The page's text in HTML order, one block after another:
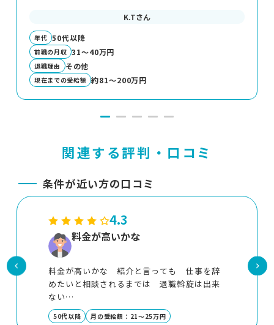
K.Tさん
年代 50代以降
前職の月収 31～40万円
退職理由 その他
現在までの受給額 約81～200万円
関連する評判・口コミ
条件が近い方の口コミ
4.3
料金が高いかな
料金が高いかな 紹介と言っても 仕事を辞
めたいと相談されるまでは 退職斡旋は出来
ない
個人的な退職を言いふらしている人もいな
い ので難しいですね
50代以降 月の受給額：21～25万円